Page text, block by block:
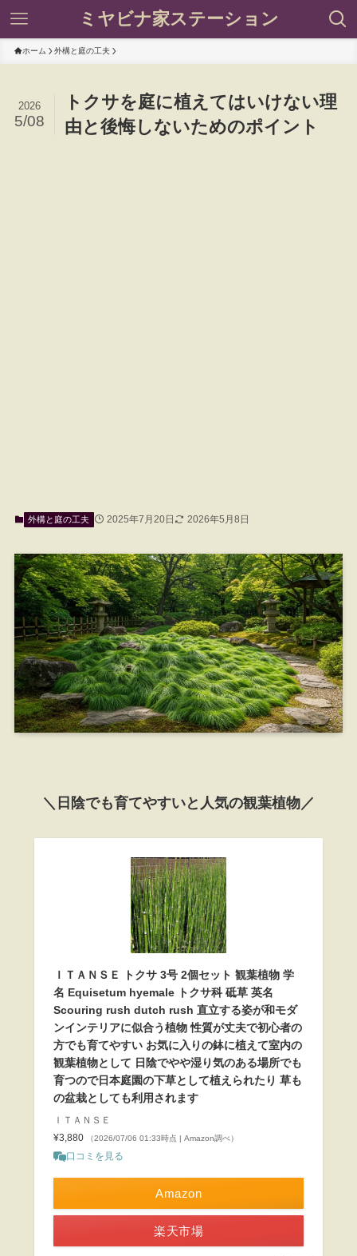
ミヤビナ家ステーション
ホーム 外構と庭の工夫
トクサを庭に植えてはいけない理
由と後悔しないためのポイント
2026
5/08
外構と庭の工夫 2025年7月20日 2026年5月8日
＼日陰でも育てやすいと人気の観葉植物／
ＩＴＡＮＳＥ トクサ 3号 2個セット 観葉植物 学
名 Equisetum hyemale トクサ科 砥草 英名
Scouring rush dutch rush 直立する姿が和モダ
ンインテリアに似合う植物 性質が丈夫で初心者の
方でも育てやすい お気に入りの鉢に植えて室内の
観葉植物として 日陰でやや湿り気のある場所でも
育つので日本庭園の下草として植えられたり 草も
の盆栽としても利用されます
ＩＴＡＮＳＥ
¥3,880
（2026/07/06 01:33時点 | Amazon調べ）
口コミを見る
Amazon
楽天市場